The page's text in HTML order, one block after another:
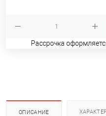
Рассрочка
ОПИСАНИЕ